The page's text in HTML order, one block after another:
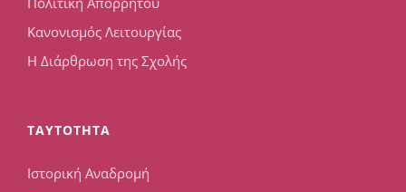
Κανονισμός Λειτουργίας
Η Διάρθρωση της Σχολής
TAYTOTHTA
Ιστορική Αναδρομή